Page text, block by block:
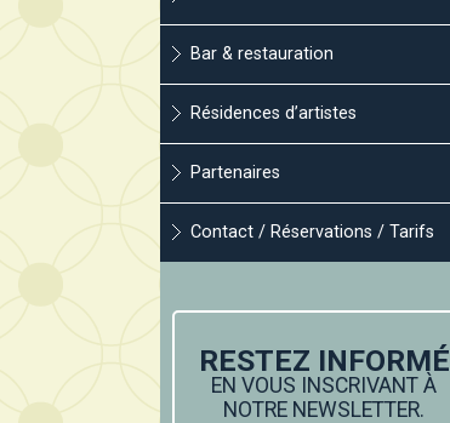
Bar & restauration
Résidences d’artistes
Partenaires
Contact / Réservations / Tarifs
RESTEZ INFORMÉ
EN VOUS INSCRIVANT À
NOTRE NEWSLETTER.